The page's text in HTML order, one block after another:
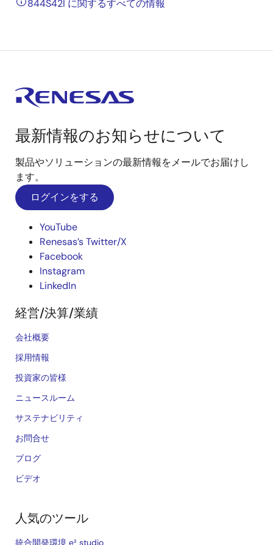
844S42I に関するすべての情報
最新情報のお知らせについて
製品やソリューションの最新情報をメールでお届けし
ます。
ログインをする
YouTube
Renesas’s Twitter/X
Facebook
Instagram
LinkedIn
経営/決算/業績
会社概要
採用情報
投資家の皆様
ニュースルーム
サステナビリティ
お問合せ
ブログ
ビデオ
人気のツール
統合開発環境 e² studio